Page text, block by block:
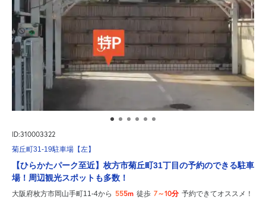
ID:310003322
菊丘町31-19駐車場【左】
【ひらかたパーク至近】枚方市菊丘町31丁目の予約のできる駐車
場！周辺観光スポットも多数！
大阪府枚方市岡山手町11-4から 555m 徒歩 7～10分 予約できてオススメ！